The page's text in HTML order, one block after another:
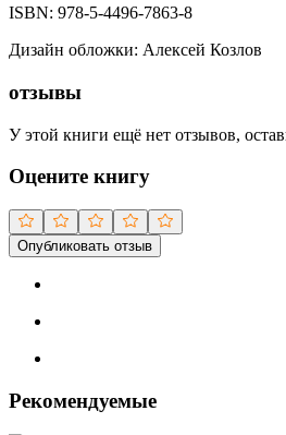
ISBN: 978-5-4496-7863-8
Дизайн обложки: Алексей Козлов
отзывы
У этой книги ещё нет отзывов,
Оцените книгу
Опубликовать отзыв
Рекомендуемые